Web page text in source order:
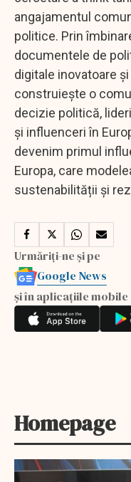
angajamentul
politice. Prin
documentele de
digitale inovatoare
construiește o
decizie politică,
și influenceri în
devenim primul
Europa, care
sustenabilității și
Urmăriți-ne și pe
Google News
și în aplicațiile mobile
Homepage
EXCLUSIV